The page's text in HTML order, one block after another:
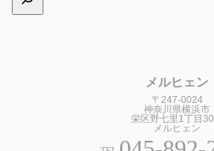
メルヒェン
〒247-0024
神奈川県横浜市
栄区野七里1丁目
メルヒェン